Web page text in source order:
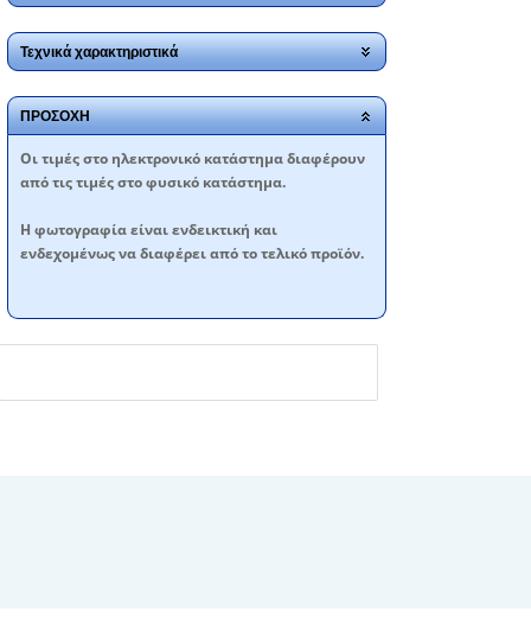
Τεχνικά χαρακτηριστικά
ΠΡΟΣΟΧΗ
Oι τιμές στο ηλεκτρονικό κατάστημα διαφέρουν
από τις τιμές στο φυσικό κατάστημα.
Η φωτογραφία είναι ενδεικτική και
ενδεχομένως να διαφέρει από το τελικό προϊόν.